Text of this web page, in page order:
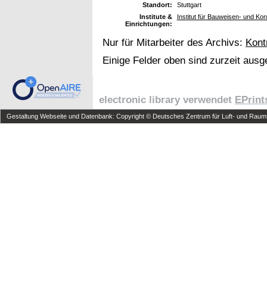
Standort:
Stuttgart
Institute &
Einrichtungen:
Institut für Bauweisen- und
Nur für Mitarbeiter des Archivs:
Einige Felder oben sind zurzeit
electronic library verwendet
Gestaltung Webseite und Datenbank: Copyright © Deutsches Zentrum für Luft- und